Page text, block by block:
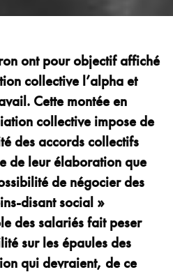
ont pour objectif affiché
collective l’alpha et
Cette montée en
collective impose de
des accords collectifs
de leur élaboration que
de négocier des
disant social »
des salariés fait peser
sur les épaules des
qui devraient, de ce